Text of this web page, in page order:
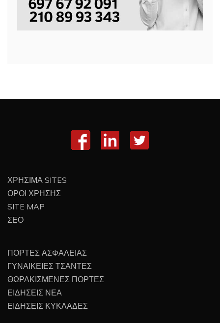
ΧΡΗΣΙΜΑ SITES
ΟΡΟΙ ΧΡΗΣΗΣ
SITE MAP
ΣΕΟ
ΠΟΡΤΕΣ ΑΣΦΑΛΕΙΑΣ
ΓΥΝΑΙΚΕΙΕΣ ΤΣΑΝΤΕΣ
ΘΩΡΑΚΙΣΜΕΝΕΣ ΠΟΡΤΕΣ
ΕΙΔΗΣΕΙΣ ΝΕΑ
ΕΙΔΗΣΕΙΣ ΚΥΚΛΑΔΕΣ